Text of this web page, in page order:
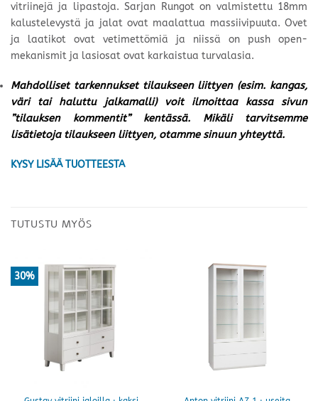
vitriinejä ja lipastoja. Sarjan Rungot on valmistettu 18mm
kalustelevystä ja jalat ovat maalattua massiivipuuta. Ovet
ja laatikot ovat vetimettömiä ja niissä on push open-
mekanismit ja lasiosat ovat karkaistua turvalasia.
Mahdolliset tarkennukset tilaukseen liittyen (esim. kangas,
väri tai haluttu jalkamalli) voit ilmoittaa kassa sivun
”tilauksen kommentit” kentässä. Mikäli tarvitsemme
lisätietoja tilaukseen liittyen, otamme sinuun yhteyttä.
KYSY LISÄÄ TUOTTEESTA
TUTUSTU MYÖS
30%